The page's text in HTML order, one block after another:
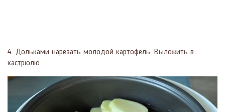
4. Дольками нарезать молодой картофель. Выложить в
кастрюлю.